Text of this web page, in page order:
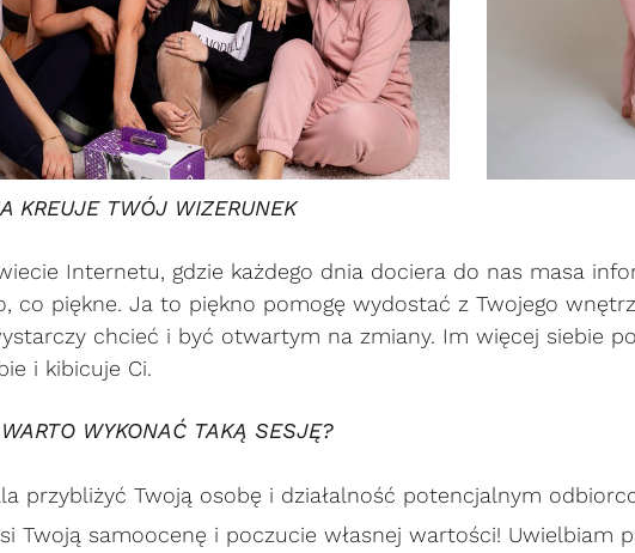
KREUJE TWÓJ WIZERUNEK
Internetu, gdzie każdego dnia dociera do nas masa
co piękne. Ja to piękno pomogę wydostać z Twojego
chcieć i być otwartym na zmiany. Im więcej siebie
i kibicuje Ci.
WYKONAĆ TAKĄ SESJĘ?
przybliżyć Twoją osobę i działalność potencjalnym
Twoją samoocenę i poczucie własnej wartości! Uwielbiam